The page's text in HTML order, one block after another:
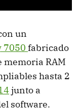
un
7050 fabricado
memoria RAM
hasta 2
junto a
software.